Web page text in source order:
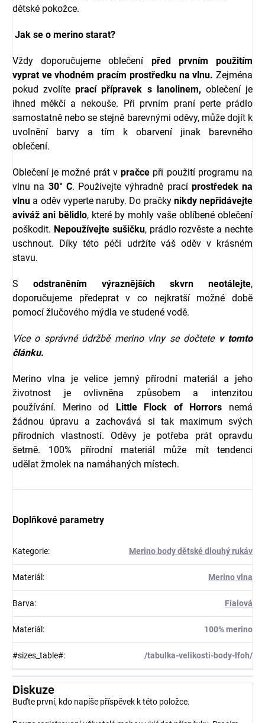
dětské pokožce.
Jak se o merino starat?
Vždy doporučujeme oblečení před prvním použitím
vyprat ve vhodném pracím prostředku na vlnu. Zejména
pokud zvolíteprací přípravek s lanolinem, oblečení je
ihned měkčí a nekouše. Při prvním praní perte prádlo
samostatně nebo se stejně barevnými oděvy, může dojít k
uvolnění barvy a tím k obarvení jinak barevného
oblečení.
Oblečení je možné prát vpračce při použití programu na
vlnu na 30° C. Používejte výhradně prací prostředek na
vlnu a oděv vyperte naruby. Do pračky nikdy nepřidávejte
aviváž ani bělidlo, které by mohly vaše oblíbené oblečení
poškodit. Nepoužívejte sušičku, prádlo rozvěste a nechte
uschnout. Díky této péči udržíte váš oděv v krásném
stavu.
S odstraněním výraznějších skvrn neotálejte,
doporučujeme předeprat v co nejkratší možné době
pomocí žlučového mýdla ve studené vodě.
Více o správné údržbě merino vlny se dočtete v tomto
článku.
Merino vlna je velice jemný přírodní materiál a jeho
životnost je ovlivněna způsobem a intenzitou
používání. Merino od Little Flock of Horrors nemá
žádnou úpravu a zachovává si tak maximum svých
přírodních vlastností. Oděvy je potřeba prát opravdu
šetrně. 100% přírodní materiál může mít tendenci
udělat žmolek na namáhaných místech.
Doplňkové parametry
Kategorie: Merino body dětské dlouhý rukáv
Materiál : Merino vlna
Barva: Fialová
Materiál : 100% merino
#sizes_table#: /tabulka-velikosti-body-lfoh/
Diskuze
Buďte první, kdo napíše příspěvek k této položce.